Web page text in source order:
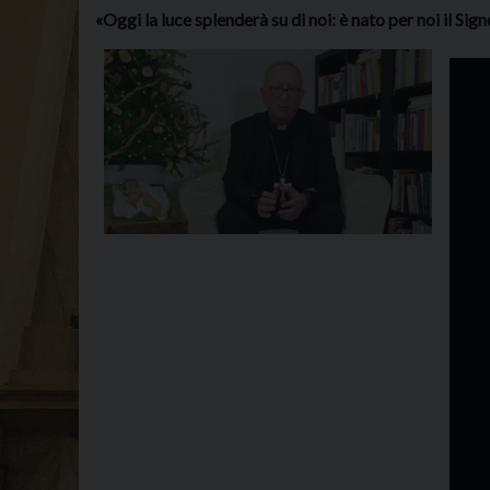
«Oggi la luce splenderà su di noi: è nato per noi il